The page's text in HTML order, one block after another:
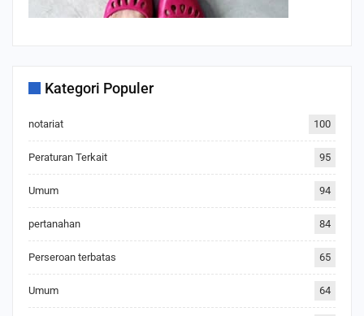
Kategori Populer
notariat 100
Peraturan Terkait 95
Umum 94
pertanahan 84
Perseroan terbatas 65
Umum 64